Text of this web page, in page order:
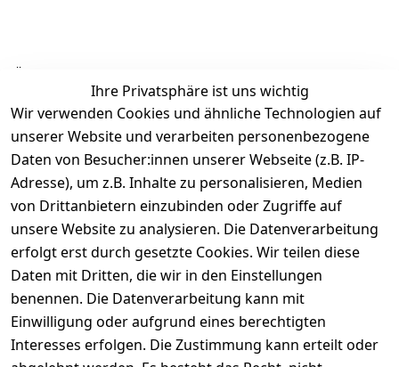
Ähnliche Produkte
Ihre Privatsphäre ist uns wichtig
Wir verwenden Cookies und ähnliche Technologien auf
unserer Website und verarbeiten personenbezogene
Daten von Besucher:innen unserer Webseite (z.B. IP-
Adresse), um z.B. Inhalte zu personalisieren, Medien
von Drittanbietern einzubinden oder Zugriffe auf
unsere Website zu analysieren. Die Datenverarbeitung
erfolgt erst durch gesetzte Cookies. Wir teilen diese
Daten mit Dritten, die wir in den Einstellungen
benennen. Die Datenverarbeitung kann mit
Einwilligung oder aufgrund eines berechtigten
Interesses erfolgen. Die Zustimmung kann erteilt oder
Rechtliches
AGB
Impressum
Datenschutze
rklärung
Barrierefreihe
Über uns
Kontakt
Registrieren
Kataloge zum
Download
Pflege &
Wir
versenden
mit
Zahle
bequem per